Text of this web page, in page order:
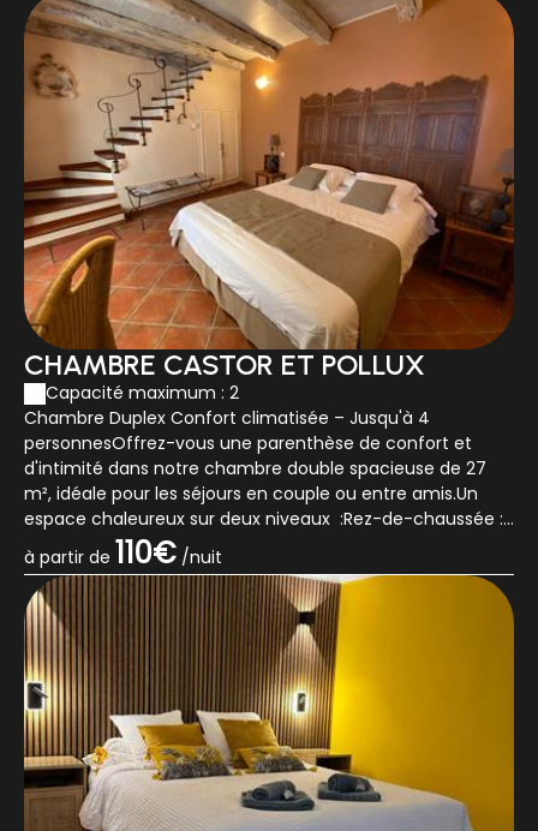
CHAMBRE CASTOR ET POLLUX
Capacité maximum : 2
Chambre Duplex Confort climatisée – Jusqu'à 4
personnesOffrez-vous une parenthèse de confort et
d'intimité dans notre chambre double spacieuse de 27
m², idéale pour les séjours en couple ou entre amis.Un
espace chaleureux sur deux niveaux :Rez-de-chaussée :
un lit double queen size (160x200), TV à...
à partir de 110€ /nuit